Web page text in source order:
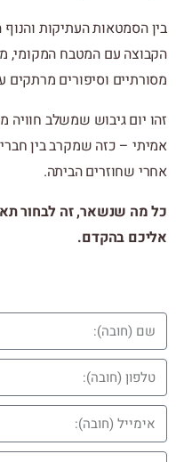
בין הסמטאות העתיקות
הקבוצה עם המטבח המקומי,
מסורתיים וסיפורים
זהו יום גיבוש שמשלב חוויה
אמיתי – כזה שמקרב בין
אחרי שחוזרים הביתה.
כל מה שנשאר, זה לבחור
אליכם בהקדם.